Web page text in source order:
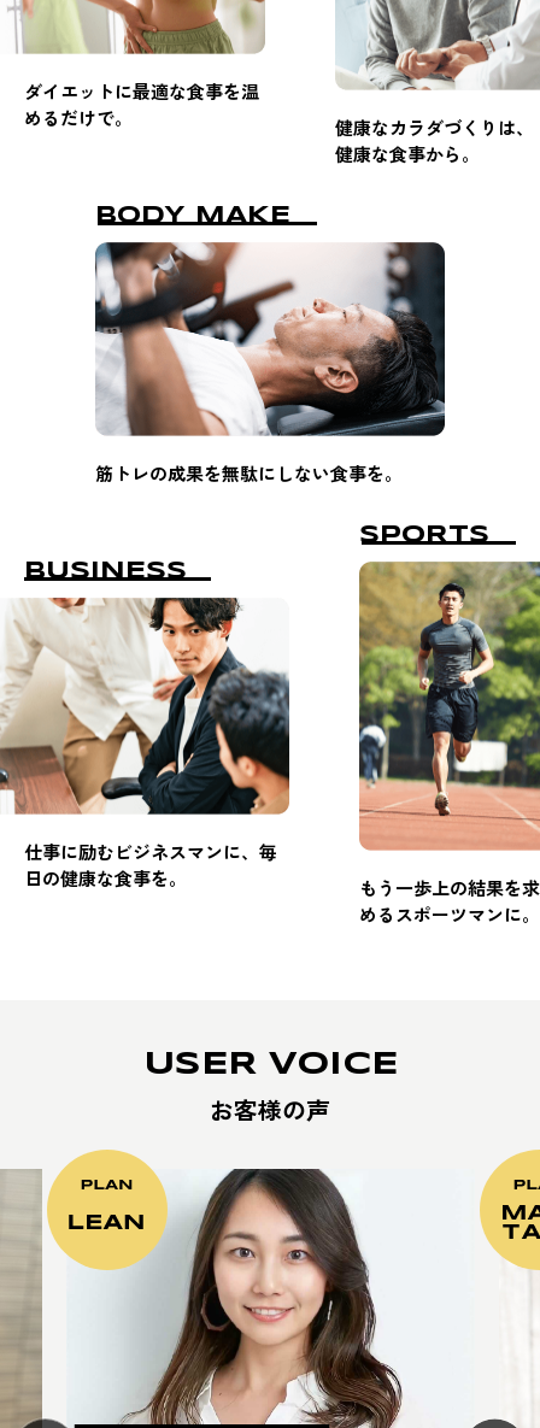
ダイエットに最適な食事を温
めるだけで。
健康なカラダづくりは、
健康な食事から。
BODY MAKE
筋トレの成果を無駄にしない食事を。
BUSINESS
仕事に励むビジネスマンに、毎
日の健康な食事を。
SPORTS
もう一歩上の結果を求
めるスポーツマンに。
USER VOICE
お客様の声